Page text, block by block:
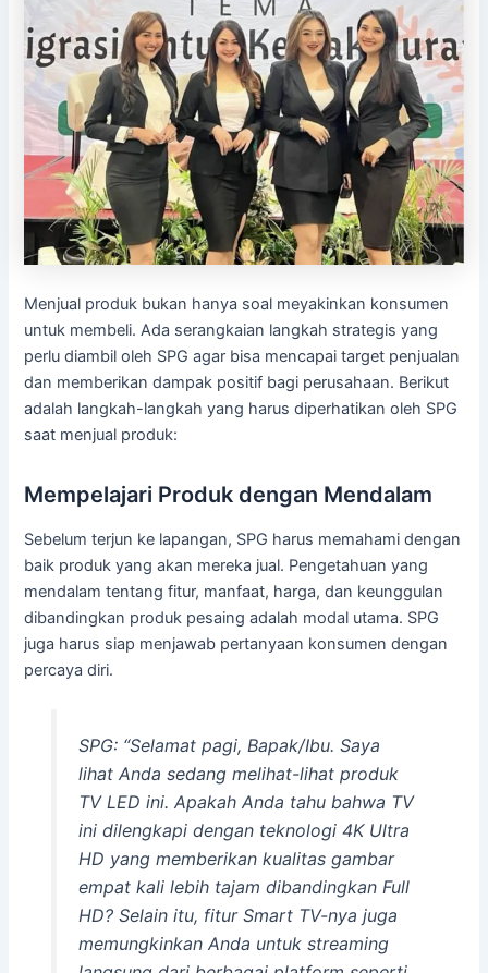
Menjual produk bukan hanya soal meyakinkan konsumen
untuk membeli. Ada serangkaian langkah strategis yang
perlu diambil oleh SPG agar bisa mencapai target penjualan
dan memberikan dampak positif bagi perusahaan. Berikut
adalah langkah-langkah yang harus diperhatikan oleh SPG
saat menjual produk:
Mempelajari Produk dengan Mendalam
Sebelum terjun ke lapangan, SPG harus memahami dengan
baik produk yang akan mereka jual. Pengetahuan yang
mendalam tentang fitur, manfaat, harga, dan keunggulan
dibandingkan produk pesaing adalah modal utama. SPG
juga harus siap menjawab pertanyaan konsumen dengan
percaya diri.
SPG: “Selamat pagi, Bapak/Ibu. Saya
lihat Anda sedang melihat-lihat produk
TV LED ini. Apakah Anda tahu bahwa TV
ini dilengkapi dengan teknologi 4K Ultra
HD yang memberikan kualitas gambar
empat kali lebih tajam dibandingkan Full
HD? Selain itu, fitur Smart TV-nya juga
memungkinkan Anda untuk streaming